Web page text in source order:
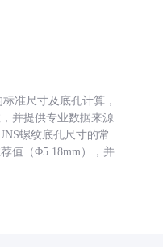
准尺寸及底孔计算，
并提供专业数据来源
螺纹底孔尺寸的常
值（Φ5.18mm），并